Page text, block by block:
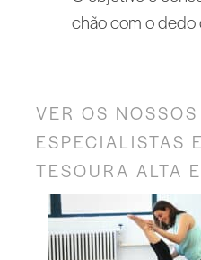
chão com o dedo
VER OS NOSSOS
ESPECIALISTAS
TESOURA ALTA